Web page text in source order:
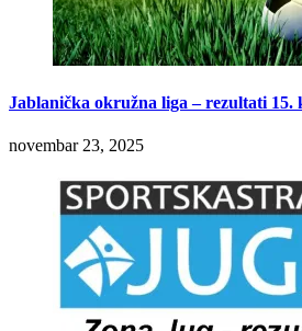
Jablanička okružna liga – rezultati 15.
novembar 23, 2025